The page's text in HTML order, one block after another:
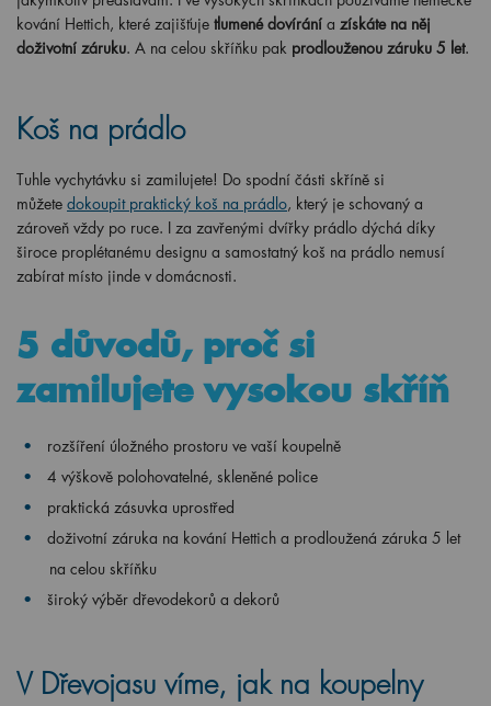
kování Hettich, které zajišťuje tlumené dovírání a získáte na něj
doživotní záruku. A na celou skříňku pak prodlouženou záruku 5 let.
Koš na prádlo
Tuhle vychytávku si zamilujete! Do spodní části skříně si
můžete dokoupit praktický koš na prádlo, který je schovaný a
zároveň vždy po ruce. I za zavřenými dvířky prádlo dýchá díky
široce proplétanému designu a samostatný koš na prádlo nemusí
zabírat místo jinde v domácnosti.
5 důvodů, proč si
zamilujete vysokou skříň
rozšíření úložného prostoru ve vaší koupelně
4 výškově polohovatelné, skleněné police
praktická zásuvka uprostřed
doživotní záruka na kování Hettich a prodloužená záruka 5 let
na celou skříňku
široký výběr dřevodekorů a dekorů
V Dřevojasu víme, jak na koupelny